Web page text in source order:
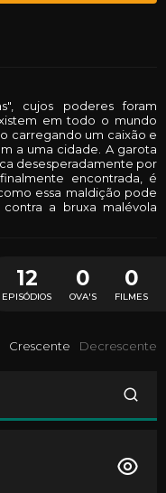
cujos poderes foram
em todo o mundo
carregando um caixão e
a uma cidade. A garota
desesperadamente por
encontrada, é
essa maldição pode
a bruxa malévola
12
EPISÓDIOS
0
OVA'S
0
FILMES
Crescente Decrescente